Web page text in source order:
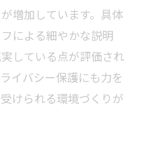
増加しています。具体
による細やかな説明
している点が評価され
イバシー保護にも力を
けられる環境づくりが